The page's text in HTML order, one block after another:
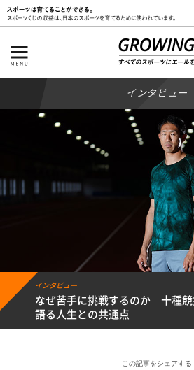
インタビュー
インタビュー
なぜ苦手に挑戦するのか 十種競
語る人生との共通点
この記事をシェアする